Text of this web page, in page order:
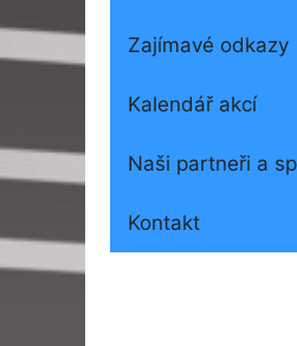
Zajímavé odkazy
Kalendář akcí
Naši partneři a
Kontakt